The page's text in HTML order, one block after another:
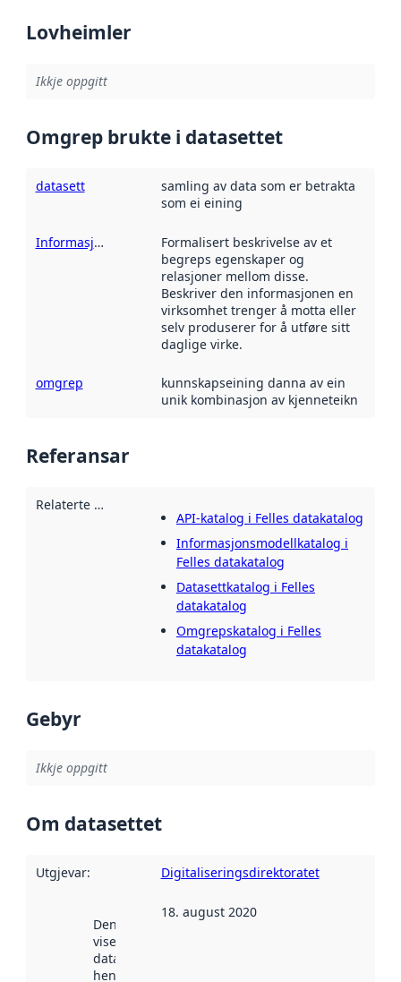
Lovheimler
Ikkje oppgitt
Omgrep brukte i datasettet
datasett
samling av data som er betrakta
som ei eining
Informasjonsmodell
Formalisert beskrivelse av et
begreps egenskaper og
relasjoner mellom disse.
Beskriver den informasjonen en
virksomhet trenger å motta eller
selv produserer for å utføre sitt
daglige virke.
omgrep
kunnskapseining danna av ein
unik kombinasjon av kjenneteikn
Referansar
Relaterte ressursar
API-katalog i Felles datakatalog
Informasjonsmodellkatalog i
Felles datakatalog
Datasettkatalog i Felles
datakatalog
Omgrepskatalog i Felles
datakatalog
Gebyr
Ikkje oppgitt
Om datasettet
Utgjevar: Digitaliseringsdirektoratet
Denne datoen
viser når
datasettet vart
henta inn av
18. august 2020